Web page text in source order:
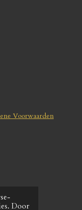
Door
Voorwaarden